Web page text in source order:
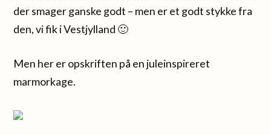
der smager ganske godt – men er et godt stykke fra
den, vi fik i Vestjylland 🙂
Men her er opskriften på en juleinspireret
marmorkage.